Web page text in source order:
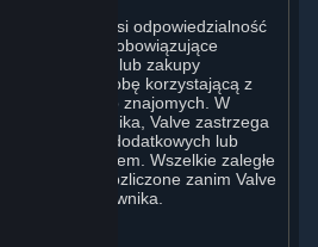
Konta ponosi odpowiedzialność
w tym za obowiązujące
zamówienia lub zakupy
dowolną osobę korzystającą z
rodziny lub znajomych. W
Użytkownika, Valve zastrzega
opłat, opłat dodatkowych lub
anulowaniem. Wszelkie zaległe
zostać rozliczone zanim Valve
Użytkownika.